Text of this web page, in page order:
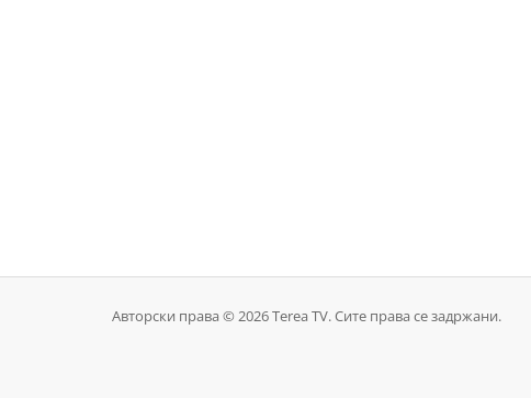
Авторски права © 2026 Terea TV. Сите права се задржани.